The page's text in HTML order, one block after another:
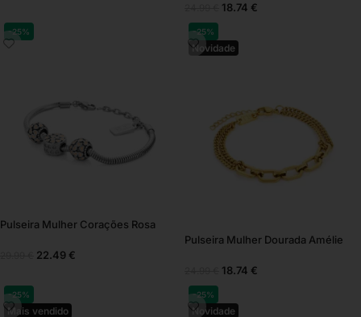
18.74 €
-25%
Pulseira Mulher Corações Rosa
22.49 €
-25%
Novidade
Pulseira Mulher Dourada Amélie
18.74 €
-25%
Mais vendido
-25%
Novidade